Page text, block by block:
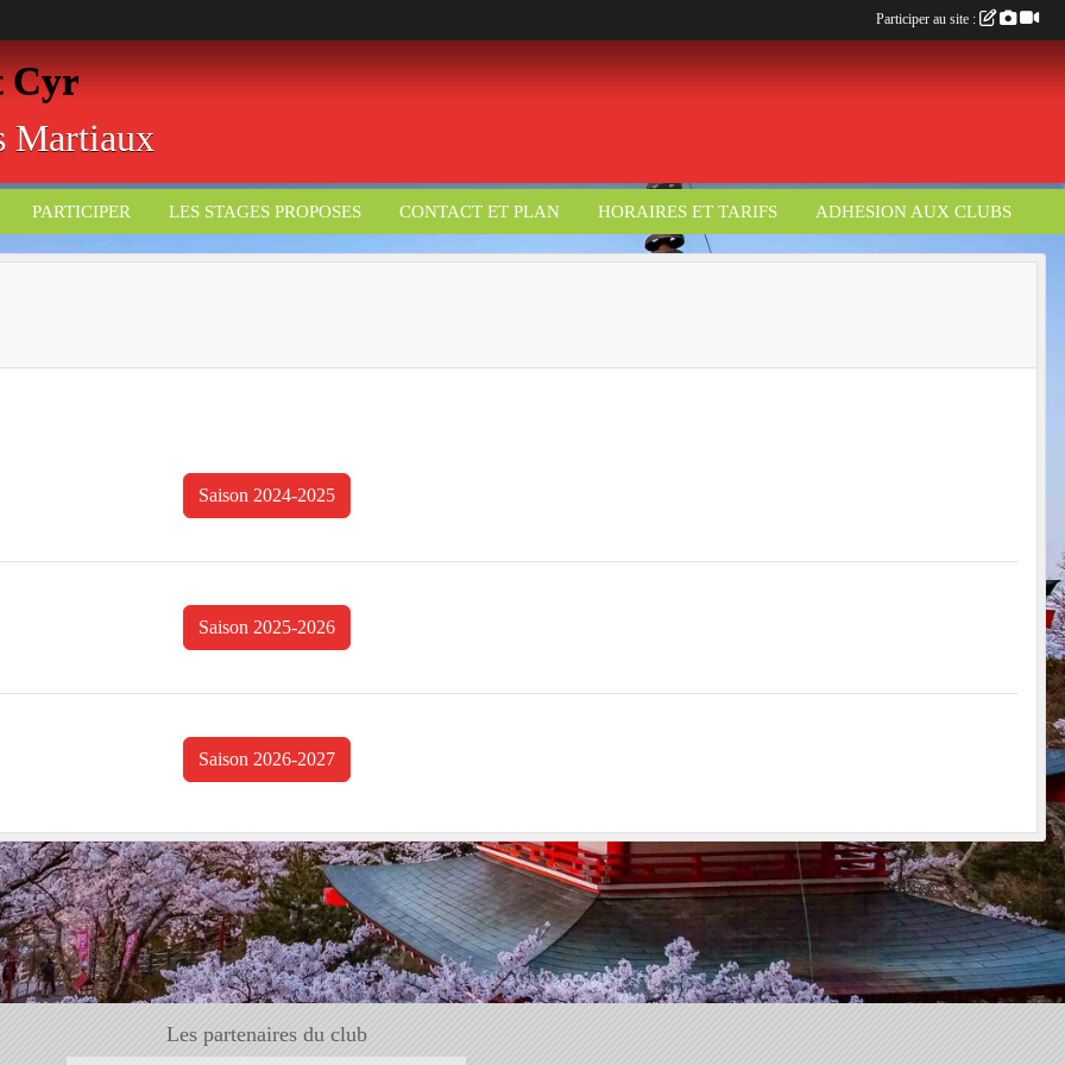
Cyr
Martiaux
PARTICIPER LES STAGES PROPOSES CONTACT ET PLAN HORAIRES ET TARIFS ADHESION AUX CLUBS
Saison 2024-2025
Saison 2025-2026
Saison 2026-2027
Les partenaires du club
Participer au site :